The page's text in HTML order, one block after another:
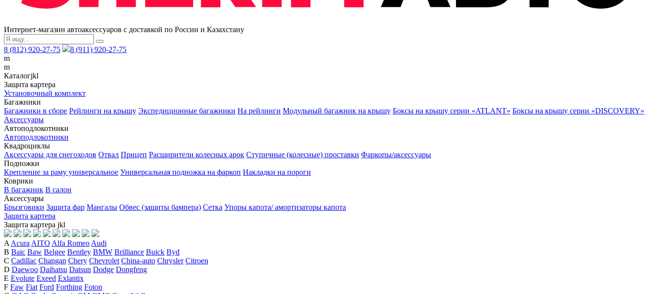
Интернет-магазин автоаксессуаров с доставкой по России и Казахстану
8 (812) 920-27-75
8 (911) 920-27-75
m
m
Каталогjkl
Защита картера
Установочный комплект
Багажники
Багажники в сборе Рейлинги на крышу Экспедиционные багажники На рейлинги Модульный багажник на крышу Боксы на крышу серии «ATLANT» Боксы на крышу серии «DISCOVERY»
Аксессуары
Автоподлокотники
Автоподлокотники
Квадроциклы
Аксессуары для снегоходов Отвал Прицеп Расширители колесных арок Ступичные (колесные) проставки Фаркопы/аксессуары
Подножки
Крепление за раму универсальное Универсальная подножка на фаркоп Накладки на пороги
Коврики
В багажник В салон
Аксессуары
Брызговики Защита фар Мангалы Обвес (защиты бампера) Сетка Упоры капота/ амортизаторы капота
Защита картера
Защита картера jkl
AAcuraAITO Alfa RomeoAudi
B Baic Baw Belgee Bentley BMW Brilliance Buick Byd
C Cadillac Changan Chery Chevrolet China-auto Chrysler Citroen
D Daewoo Daihatsu Datsun Dodge Dongfeng
E Evolute Exeed Exlantix
F Faw Fiat Ford Forthing Foton